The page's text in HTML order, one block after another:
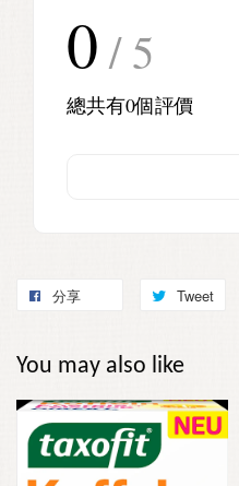
0 / 5
總共有0個評價
分享 Tweet
You may also like